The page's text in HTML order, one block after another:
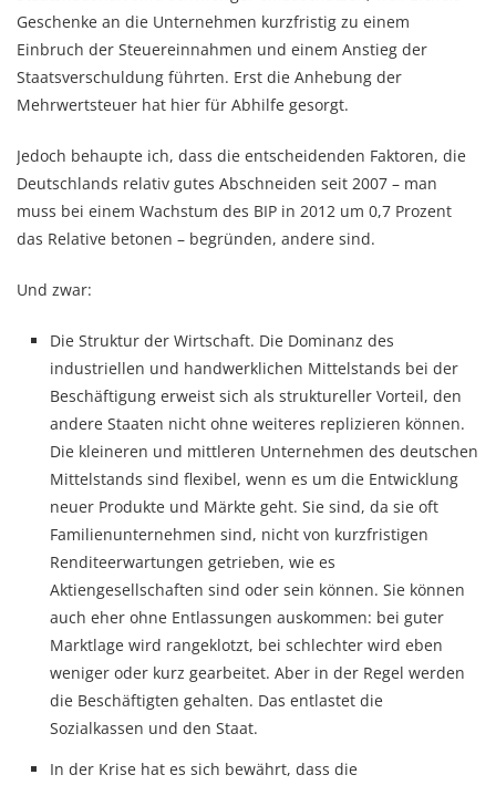
Geschenke an die Unternehmen kurzfristig zu einem
Einbruch der Steuereinnahmen und einem Anstieg der
Staatsverschuldung führten. Erst die Anhebung der
Mehrwertsteuer hat hier für Abhilfe gesorgt.
Jedoch behaupte ich, dass die entscheidenden Faktoren, die
Deutschlands relativ gutes Abschneiden seit 2007 – man
muss bei einem Wachstum des BIP in 2012 um 0,7 Prozent
das Relative betonen – begründen, andere sind.
Und zwar:
Die Struktur der Wirtschaft. Die Dominanz des
industriellen und handwerklichen Mittelstands bei der
Beschäftigung erweist sich als struktureller Vorteil, den
andere Staaten nicht ohne weiteres replizieren können.
Die kleineren und mittleren Unternehmen des deutschen
Mittelstands sind flexibel, wenn es um die Entwicklung
neuer Produkte und Märkte geht. Sie sind, da sie oft
Familienunternehmen sind, nicht von kurzfristigen
Renditeerwartungen getrieben, wie es
Aktiengesellschaften sind oder sein können. Sie können
auch eher ohne Entlassungen auskommen: bei guter
Marktlage wird rangeklotzt, bei schlechter wird eben
weniger oder kurz gearbeitet. Aber in der Regel werden
die Beschäftigten gehalten. Das entlastet die
Sozialkassen und den Staat.
In der Krise hat es sich bewährt, dass die